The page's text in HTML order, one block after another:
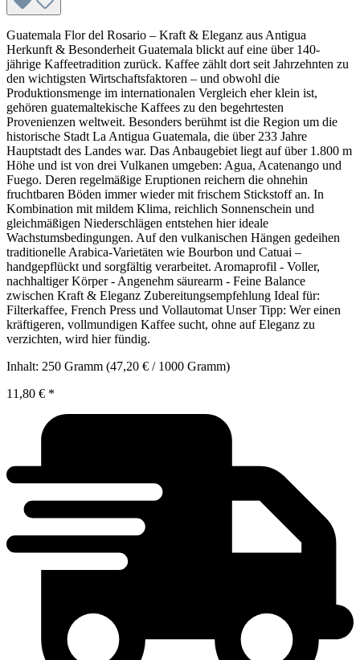
Guatemala Flor del Rosario – Kraft & Eleganz aus Antigua
Herkunft & Besonderheit Guatemala blickt auf eine über 140-
jährige Kaffeetradition zurück. Kaffee zählt dort seit Jahrzehnten zu
den wichtigsten Wirtschaftsfaktoren – und obwohl die
Produktionsmenge im internationalen Vergleich eher klein ist,
gehören guatemaltekische Kaffees zu den begehrtesten
Provenienzen weltweit. Besonders berühmt ist die Region um die
historische Stadt La Antigua Guatemala, die über 233 Jahre
Hauptstadt des Landes war. Das Anbaugebiet liegt auf über 1.800 m
Höhe und ist von drei Vulkanen umgeben: Agua, Acatenango und
Fuego. Deren regelmäßige Eruptionen reichern die ohnehin
fruchtbaren Böden immer wieder mit frischem Stickstoff an. In
Kombination mit mildem Klima, reichlich Sonnenschein und
gleichmäßigen Niederschlägen entstehen hier ideale
Wachstumsbedingungen. Auf den vulkanischen Hängen gedeihen
traditionelle Arabica-Varietäten wie Bourbon und Catuai –
handgepflückt und sorgfältig verarbeitet. Aromaprofil - Voller,
nachhaltiger Körper - Angenehm säurearm - Feine Balance
zwischen Kraft & Eleganz Zubereitungsempfehlung Ideal für:
Filterkaffee, French Press und Vollautomat Unser Tipp: Wer einen
kräftigeren, vollmundigen Kaffee sucht, ohne auf Eleganz zu
verzichten, wird hier fündig.
Inhalt: 250 Gramm (47,20 € / 1000 Gramm)
11,80 € *